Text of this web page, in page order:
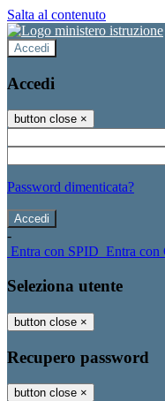
Salta al contenuto
Accedi
Accedi
button close ×
Password dimenticata?
-
Entra con SPID Entra con
Seleziona utente
button close ×
Recupero password
button close ×